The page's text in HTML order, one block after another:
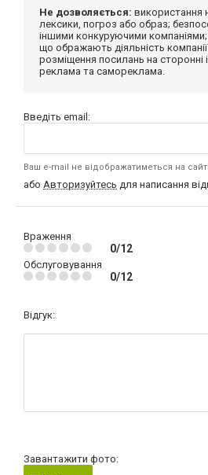
Не дозволяється: використання
лексики, погроз або образ;
іншими конкуруючими компаніями;
що ображають діяльність компанії
розміщення посилань на сторонні
реклама та самореклама.
Введіть email:
Ваш e-mail не відображатиметься на сайті
або Авторизуйтесь для написання
Враження
0/12
Обслуговування
0/12
Відгук:
Завантажити фото: